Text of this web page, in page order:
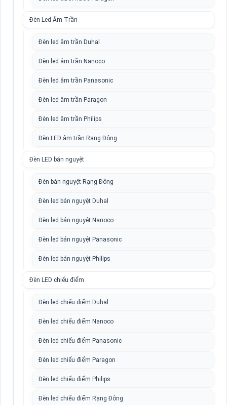
Đèn Led Âm Trần
Đèn led âm trần Duhal
Đèn led âm trần Nanoco
Đèn led âm trần Panasonic
Đèn led âm trần Paragon
Đèn led âm trần Philips
Đèn LED âm trần Rạng Đông
Đèn LED bán nguyệt
Đèn bán nguyệt Rạng Đông
Đèn led bán nguyệt Duhal
Đèn led bán nguyệt Nanoco
Đèn led bán nguyệt Panasonic
Đèn led bán nguyệt Philips
Đèn LED chiếu điểm
Đèn led chiếu điểm Duhal
Đèn led chiếu điểm Nanoco
Đèn led chiếu điểm Panasonic
Đèn led chiếu điểm Paragon
Đèn led chiếu điểm Philips
Đèn led chiếu điểm Rạng Đông